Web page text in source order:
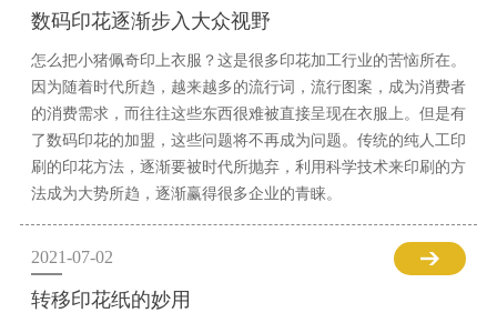
数码印花逐渐步入大众视野
怎么把小猪佩奇印上衣服？这是很多印花加工行业的苦恼所在。
因为随着时代所趋，越来越多的流行词，流行图案，成为消费者
的消费需求，而往往这些东西很难被直接呈现在衣服上。但是有
了数码印花的加盟，这些问题将不再成为问题。传统的纯人工印
刷的印花方法，逐渐要被时代所抛弃，利用科学技术来印刷的方
法成为大势所趋，逐渐赢得很多企业的青睐。
2021-07-02
转移印花纸的妙用